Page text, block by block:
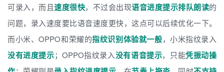
可录入，而且速度很快，不过会出现语音进度提示排队朗读的
问题，录入速度要比语音速度更快，这点可以后续优化一下。
而小米、OPPO和荣耀的指纹识别体验就一般，小米指纹录入
没有进度提示；OPPO指纹录入没有语音提示，只能凭振动操